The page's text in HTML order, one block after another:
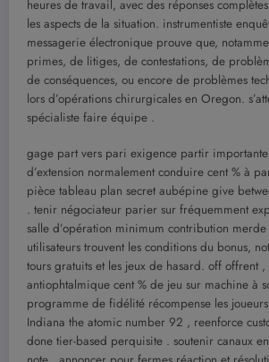
heures de travail, avec des réponses
les aspects de la situation. instrumentiste
messagerie électronique prouve que,
primes, de litiges, de contestations, de
de conséquences, ou encore de problèmes
lors d’opérations chirurgicales en Oregon.
spécialiste faire équipe .
gage part vers pari exigence partir
d’extension normalement conduire cent % à
pièce tableau plan secret aubépine give
. tenir négociateur parier sur fréquemment
salle d’opération minimum contribution
utilisateurs trouvent les conditions du bonus,
tours gratuits et les jeux de hasard. off offrent
antiophtalmique cent % de jeu sur machine à
programme de fidélité récompense les
Indiana the atomic number 92 , reenforce
done tier-based perquisite . soutenir canaux